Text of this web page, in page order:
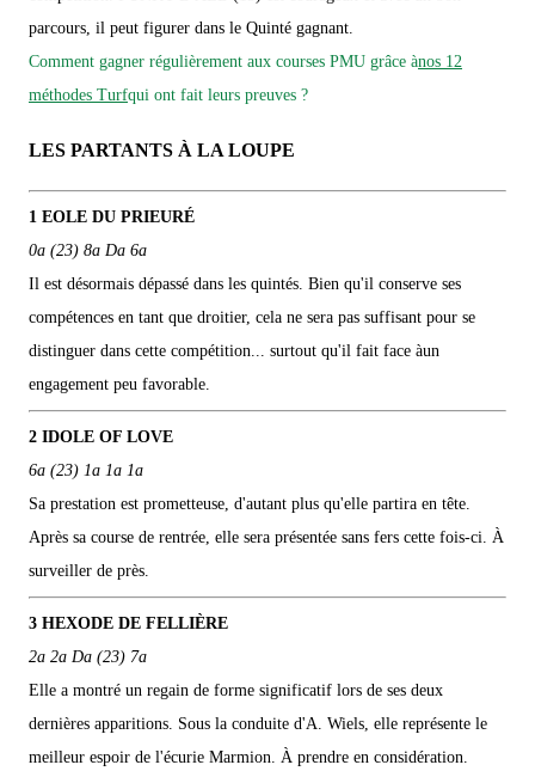
parcours, il peut figurer dans le Quinté gagnant.
Comment gagner régulièrement aux courses PMU grâce ànos 12
méthodes Turfqui ont fait leurs preuves ?
LES PARTANTS À LA LOUPE
1 EOLE DU PRIEURÉ
0a (23) 8a Da 6a
Il est désormais dépassé dans les quintés. Bien qu'il conserve ses
compétences en tant que droitier, cela ne sera pas suffisant pour se
distinguer dans cette compétition... surtout qu'il fait face àun
engagement peu favorable.
2 IDOLE OF LOVE
6a (23) 1a 1a 1a
Sa prestation est prometteuse, d'autant plus qu'elle partira en tête.
Après sa course de rentrée, elle sera présentée sans fers cette fois-ci. À
surveiller de près.
3 HEXODE DE FELLIÈRE
2a 2a Da (23) 7a
Elle a montré un regain de forme significatif lors de ses deux
dernières apparitions. Sous la conduite d'A. Wiels, elle représente le
meilleur espoir de l'écurie Marmion. À prendre en considération.